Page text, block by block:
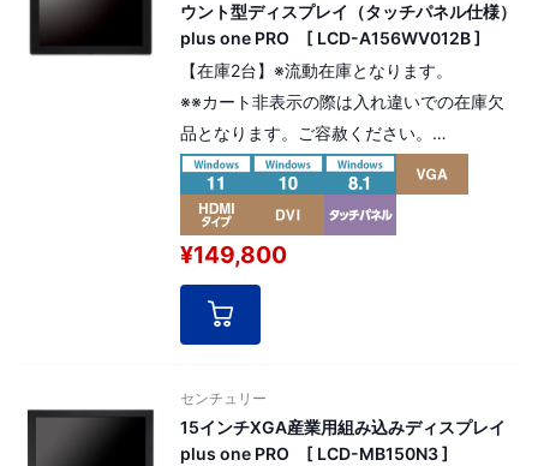
ウント型ディスプレイ（タッチパネル仕様）
plus one PRO [ LCD-A156WV012B ]
【在庫2台】※流動在庫となります。
※※カート非表示の際は入れ違いでの在庫欠
品となります。ご容赦ください。
15.6インチ「パネルマウント型」モニタータ
ッチパネル（マルチタッチ）仕様。 高寿命
液晶パネルを採用した産業用組み込みモデ
ル。 解像度：FullHD
1920×1080pixel（16:9）。
[ パネル番号：17004 ]
¥149,800
センチュリー
15インチXGA産業用組み込みディスプレイ
plus one PRO [ LCD-MB150N3 ]